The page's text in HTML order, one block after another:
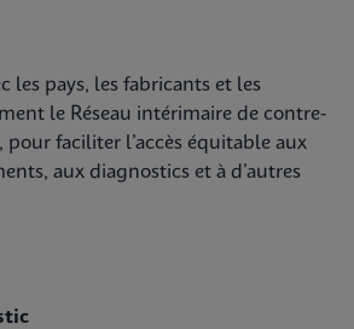
les pays, les fabricants et les
le Réseau intérimaire de contre-
pour faciliter l’accès équitable aux
aux diagnostics et à d’autres